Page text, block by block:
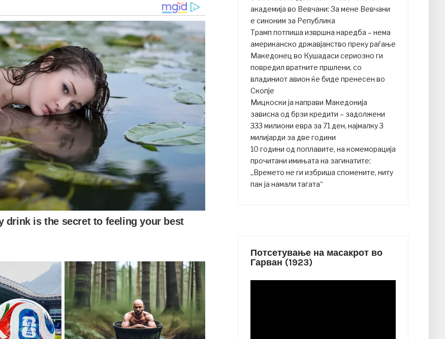
академија во Вевчани: За мене Вевчани
е синоним за Република
Трамп потпиша извршна наредба – нема
американско државјанство преку раѓање
Македонец во Кушадаси сериозно ги
повредил вратните пршлени, со
владиниот авион ќе биде пренесен во
Скопје
Мицкоски ја направи Македонија
зависна од брзи кредити – задолжени
333 милиони евра за 71 ден, најмалку 3
милијарди за две години
10 години од поплавите, на комеморација
прочитани имињата на загинатите:
„Времето не ги избриша спомените, ниту
пак ја намали тагата“
Потсетување на масакрот во
Гарван (1923)